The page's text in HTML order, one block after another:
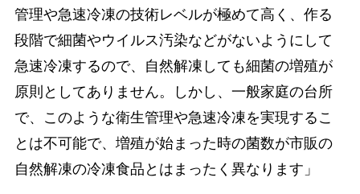
管理や急速冷凍の技術レベルが極めて高く、作る
段階で細菌やウイルス汚染などがないようにして
急速冷凍するので、自然解凍しても細菌の増殖が
原則としてありません。しかし、一般家庭の台所
で、このような衛生管理や急速冷凍を実現するこ
とは不可能で、増殖が始まった時の菌数が市販の
自然解凍の冷凍食品とはまったく異なります」